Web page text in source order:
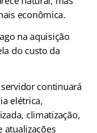
econômica.
na aquisição
do custo da
continuará
elétrica,
climatização,
atualizações